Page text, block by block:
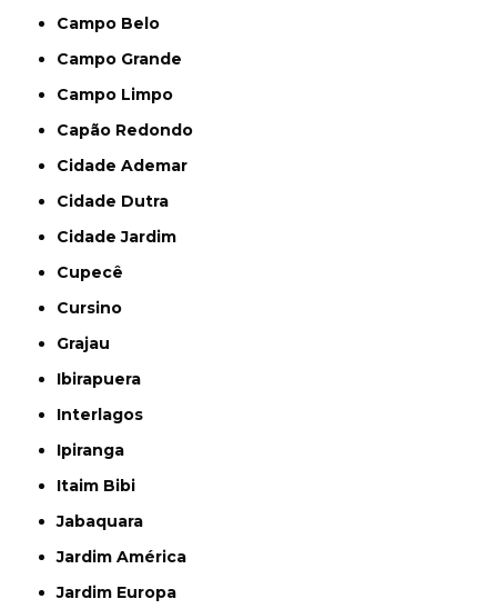
Campo Belo
Campo Grande
Campo Limpo
Capão Redondo
Cidade Ademar
Cidade Dutra
Cidade Jardim
Cupecê
Cursino
Grajau
Ibirapuera
Interlagos
Ipiranga
Itaim Bibi
Jabaquara
Jardim América
Jardim Europa